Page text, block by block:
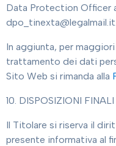
Data Protection Officer
dpo_tinexta@legalmail.it.
In aggiunta, per
trattamento dei dati
Sito Web si rimanda alla
10. DISPOSIZIONI FINALI
Il Titolare si riserva il
presente informativa al